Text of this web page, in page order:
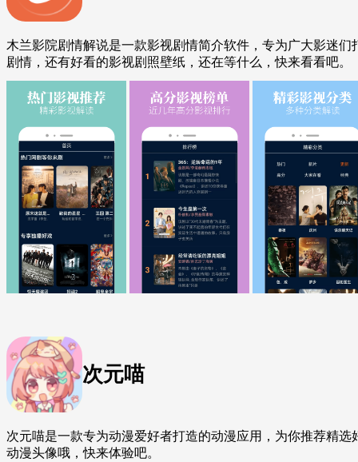
木兰影院剧情解说是一款影视剧情简介软件，专为广大影迷
剧情，还有好看的影视剧照壁纸，还在等什么，快来看看吧。
次元喵
次元喵是一款专为动漫爱好者打造的动漫应用，为你推荐精
动漫头像哦，快来体验吧。